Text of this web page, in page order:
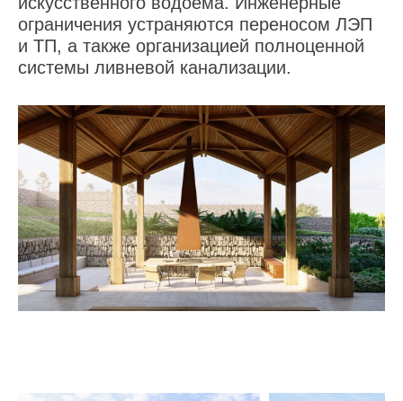
ограничения устраняются переносом ЛЭП
и ТП, а также организацией полноценной
системы ливневой канализации.